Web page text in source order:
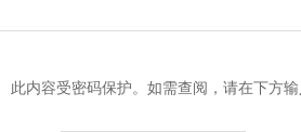
此内容受密码保护。如需查阅，请在下方输